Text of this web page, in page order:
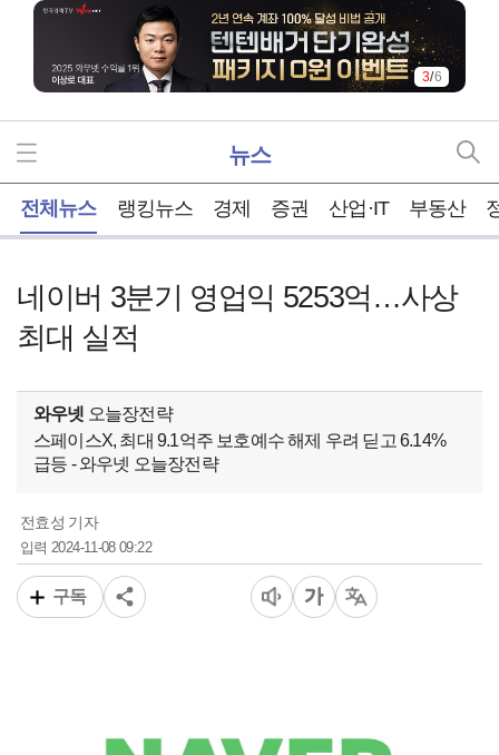
4/6
뉴스
전체뉴스 랭킹뉴스 경제 증권 산업·IT 부동산
네이버 3분기 영업익 5253억…사상
최대 실적
와우넷 오늘장전략
스페이스X, 최대 9.1억주 보호예수 해제 우려 딛고 6.14%
급등 - 와우넷 오늘장전략
전효성 기자
입력2024-11-08 09:22
구독